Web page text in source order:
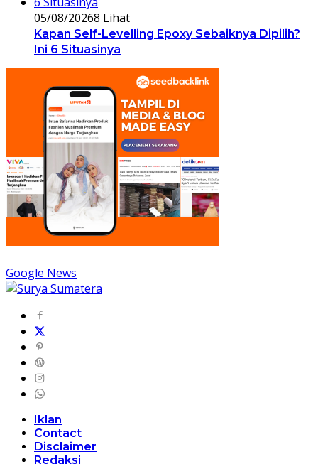
05/08/20268 Lihat
Kapan Self-Levelling Epoxy Sebaiknya Dipilih?
Ini 6 Situasinya
Google News
Iklan
Contact
Disclaimer
Redaksi